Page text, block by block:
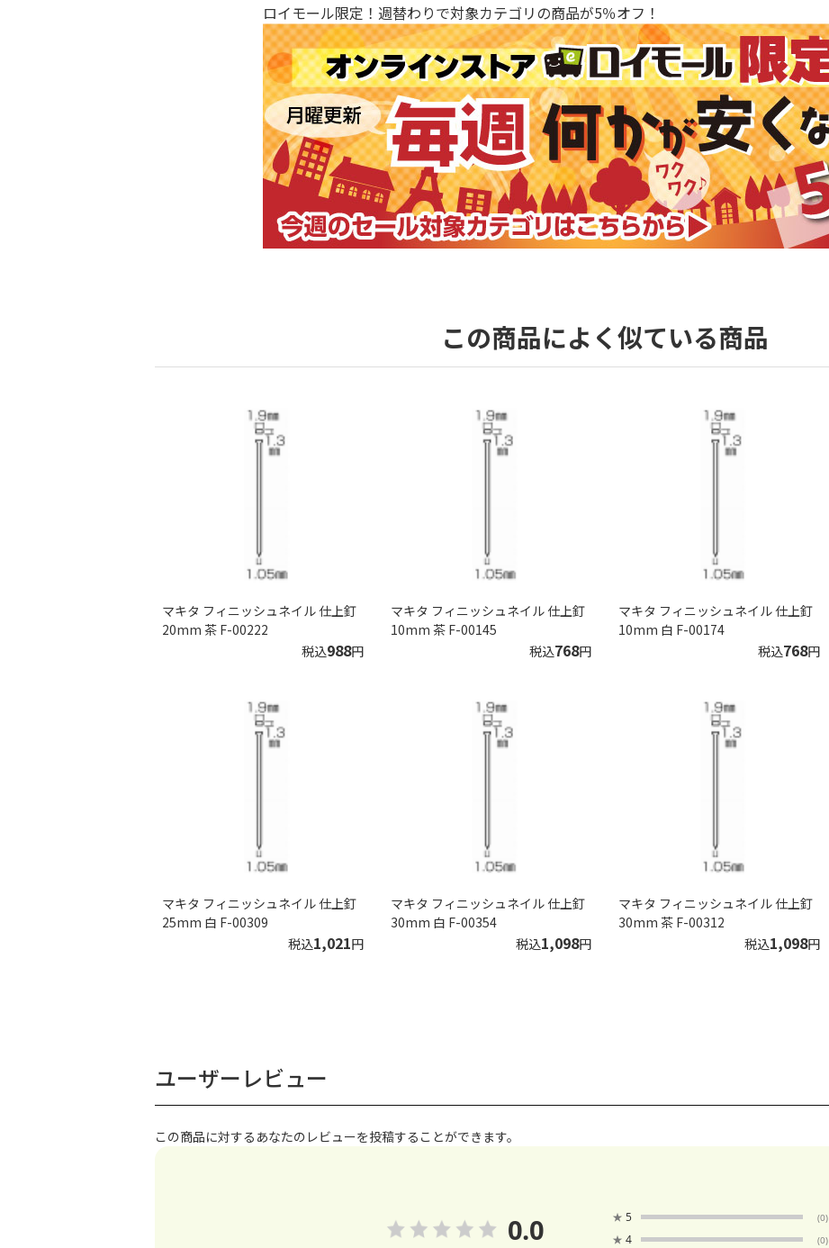
ロイモール限定！週替わりで対象カテゴリの商品が5％オフ！
この商品によく似ている商品
マキタ フィニッシュネイル 仕上釘
20mm 茶 F-00222
税込988円
マキタ フィニッシュネイル 仕上釘
10mm 茶 F-00145
税込768円
マキタ フィニッシュネイル 仕上釘
10mm 白 F-00174
税込768円
マキタ フィニッシュネイル 仕上釘
25mm 白 F-00309
税込1,021円
マキタ フィニッシュネイル 仕上釘
30mm 白 F-00354
税込1,098円
マキタ フィニッシュネイル 仕上釘
30mm 茶 F-00312
税込1,098円
ユーザーレビュー
この商品に対するあなたのレビューを投稿することができます。
0.0 ★ 5 (0)
★ 4 (0)